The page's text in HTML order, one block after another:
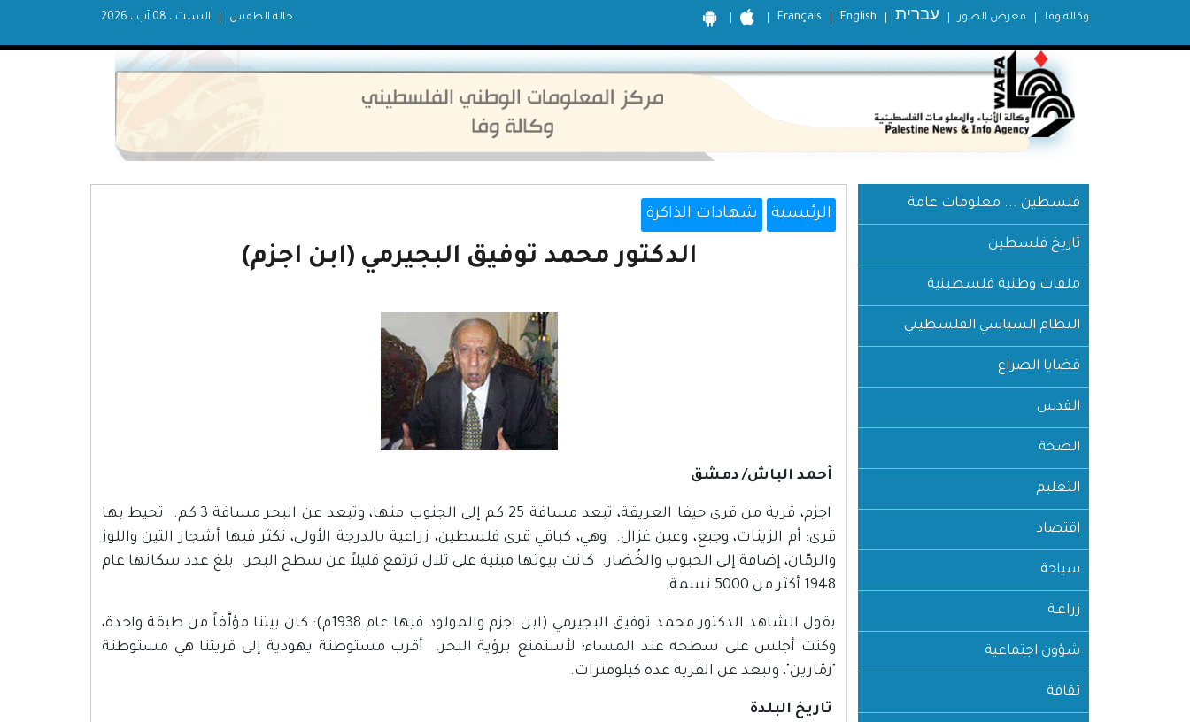
Français English עברית معرض الصور وكالة وفا السبت ، 08 آب ، 2026 حالة الطقس
فلسطين ... معلومات عامة
تاريخ فلسطين
ملفات وطنية فلسطينية
النظام السياسي الفلسطيني
قضايا الصراع
القدس
الصحة
التعليم
اقتصاد
سياحة
زراعـة
شؤون اجتماعية
ثقافة
الرئيسية شهادات الذاكرة
الدكتور محمد توفيق البجيرمي (ابن اجزم)
أحمد الباش/ دمشق
اجزم، قرية من قرى حيفا العريقة، تبعد مسافة 25 كم إلى الجنوب منها، وتبعد عن البحر مسافة 3 كم. تحيط بها
قرى: أم الزينات، وجبع، وعين غزال. وهي، كباقي قرى فلسطين، زراعية بالدرجة الأولى، تكثر فيها أشجار التين واللوز
والرمّان، إضافة إلى الحبوب والخُضار. كانت بيوتها مبنية على تلال ترتفع قليلاً عن سطح البحر. بلغ عدد سكانها عام
1948 أكثر من 5000 نسمة.
يقول الشاهد الدكتور محمد توفيق البجيرمي (ابن اجزم والمولود فيها عام 1938م): كان بيتنا مؤلَّفاً من طبقة واحدة،
وكنت أجلس على سطحه عند المساء؛ لأستمتع برؤية البحر. أقرب مستوطنة يهودية إلى قريتنا هي مستوطنة
"زمّارين"، وتبعد عن القرية عدة كيلومترات.
تاريخ البلدة